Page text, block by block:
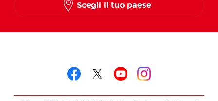
Scegli il tuo paese